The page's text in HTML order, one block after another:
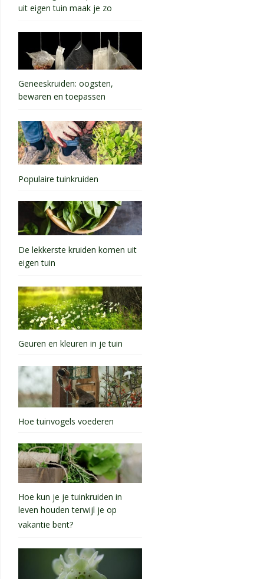
uit eigen tuin maak je zo
Geneeskruiden: oogsten,
bewaren en toepassen
Populaire tuinkruiden
De lekkerste kruiden komen uit
eigen tuin
Geuren en kleuren in je tuin
Hoe tuinvogels voederen
Hoe kun je je tuinkruiden in
leven houden terwijl je op
vakantie bent?